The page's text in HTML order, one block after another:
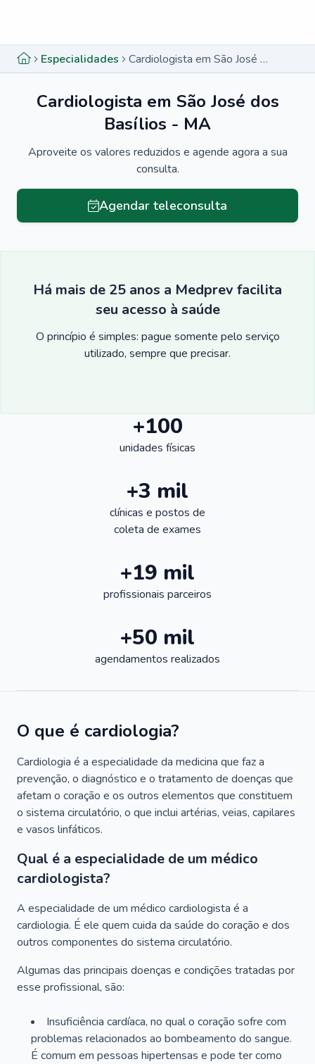
Especialidades Cardiologista em São José dos Basílios - MA
Cardiologista em São José dos
Basílios - MA
Aproveite os valores reduzidos e agende agora a sua
consulta.
Agendar teleconsulta
Há mais de 25 anos a Medprev facilita
seu acesso à saúde
O princípio é simples: pague somente pelo serviço
utilizado, sempre que precisar.
+100
unidades físicas
+3 mil
clínicas e postos de
coleta de exames
+19 mil
profissionais parceiros
+50 mil
agendamentos realizados
O que é cardiologia?
Cardiologia é a especialidade da medicina que faz a
prevenção, o diagnóstico e o tratamento de doenças que
afetam o coração e os outros elementos que constituem
o sistema circulatório, o que inclui artérias, veias, capilares
e vasos linfáticos.
Qual é a especialidade de um médico
cardiologista?
A especialidade de um médico cardiologista é a
cardiologia. É ele quem cuida da saúde do coração e dos
outros componentes do sistema circulatório.
Algumas das principais doenças e condições tratadas por
esse profissional, são:
Insuficiência cardíaca, no qual o coração sofre com
problemas relacionados ao bombeamento do sangue.
É comum em pessoas hipertensas e pode ter como